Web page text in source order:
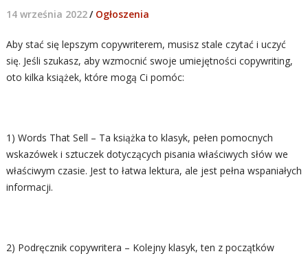
14 września 2022/ Ogłoszenia
Aby stać się lepszym copywriterem, musisz stale czytać i uczyć
się. Jeśli szukasz, aby wzmocnić swoje umiejętności copywriting,
oto kilka książek, które mogą Ci pomóc:
1) Words That Sell – Ta książka to klasyk, pełen pomocnych
wskazówek i sztuczek dotyczących pisania właściwych słów we
właściwym czasie. Jest to łatwa lektura, ale jest pełna wspaniałych
informacji.
2) Podręcznik copywritera – Kolejny klasyk, ten z początków